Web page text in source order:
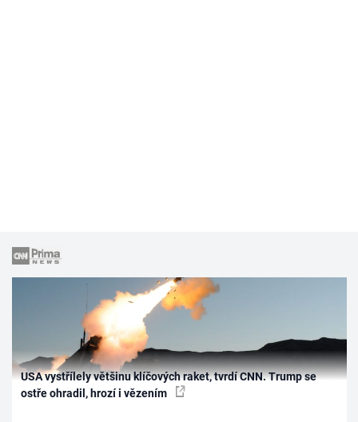
USA vystřílely většinu klíčových raket, tvrdí CNN. Trump se
ostře ohradil, hrozí i vězením